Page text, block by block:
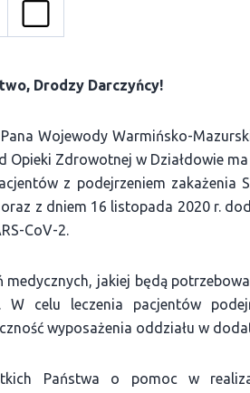
Drodzy Darczyńcy!
Wojewody Warmińsko-
Opieki Zdrowotnej w Działdowie
z podejrzeniem zakażenia
z dniem 16 listopada 2020 r.
CoV-2.
medycznych, jakiej będą
W celu leczenia pacjentów
wyposażenia oddziału w
Państwa o pomoc w